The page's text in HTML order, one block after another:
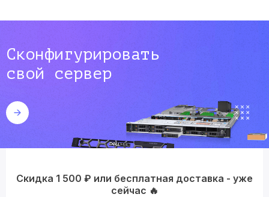
Сконфигурировать
свой сервер
Скидка 1 500 ₽ или бесплатная доставка - уже
сейчас 🔥